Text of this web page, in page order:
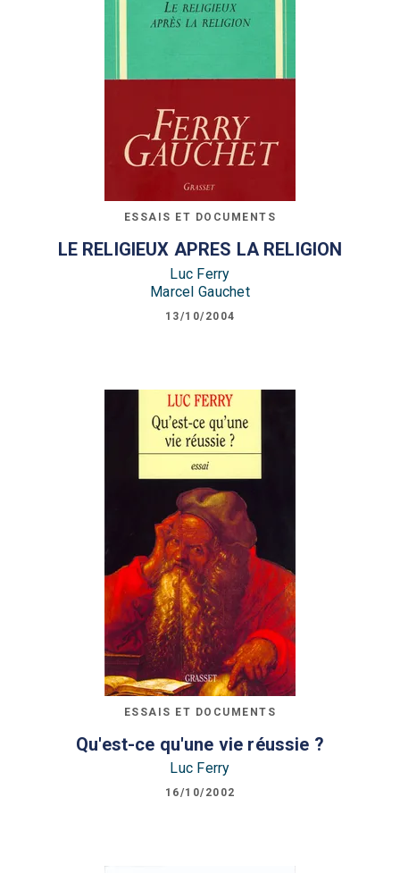
ESSAIS ET DOCUMENTS
LE RELIGIEUX APRES LA RELIGION
Luc Ferry
Marcel Gauchet
13/10/2004
ESSAIS ET DOCUMENTS
Qu'est-ce qu'une vie réussie ?
Luc Ferry
16/10/2002